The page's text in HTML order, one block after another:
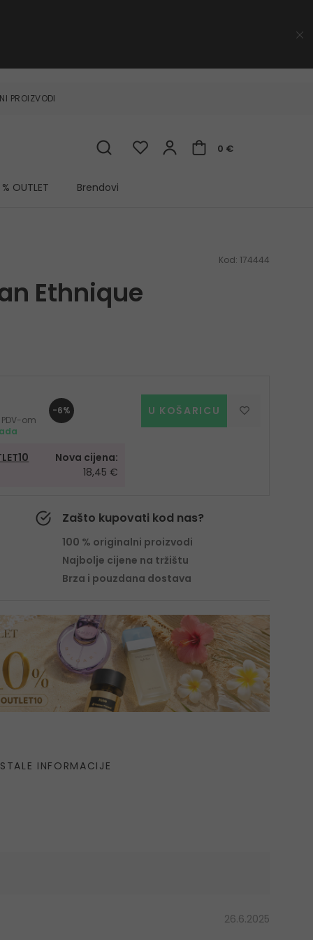
PROIZVODI
0 €
% OUTLET Brendovi
Kod: 174444
Ethnique
om
-6% U KOŠARICU
Nova cijena:
18,45 €
Zašto kupovati kod nas?
100 % originalni proizvodi
Najbolje cijene na tržištu
Brza i pouzdana dostava
26.6.2025
INFORMACIJE